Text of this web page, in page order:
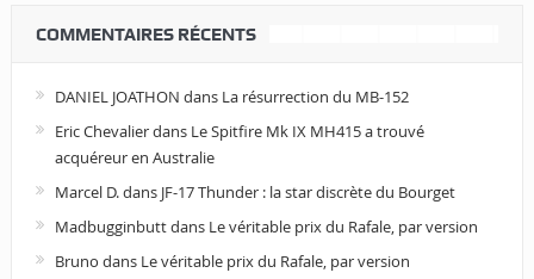
COMMENTAIRES RÉCENTS
DANIEL JOATHON dans La résurrection du MB-152
Eric Chevalierdans Le Spitfire Mk IX MH415 a trouvé
acquéreur en Australie
Marcel D.dans JF-17 Thunder : la star discrète du Bourget
Madbugginbuttdans Le véritable prix du Rafale, par version
Bruno dans Le véritable prix du Rafale, par version